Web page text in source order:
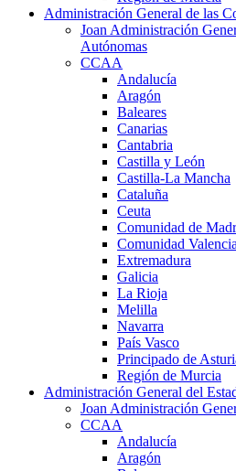
Administración General de las
Joan Administración
Autónomas
CCAA
Andalucía
Aragón
Baleares
Canarias
Cantabria
Castilla y León
Castilla-La Mancha
Cataluña
Ceuta
Comunidad de
Comunidad
Extremadura
Galicia
La Rioja
Melilla
Navarra
País Vasco
Principado de
Región de Murcia
Administración General del
Joan Administración
CCAA
Andalucía
Aragón